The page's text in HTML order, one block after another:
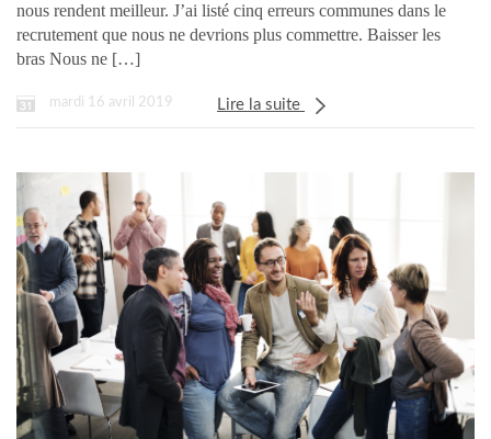
nous rendent meilleur. J’ai listé cinq erreurs communes dans le
recrutement que nous ne devrions plus commettre. Baisser les
bras Nous ne […]
mardi 16 avril 2019 Lire la suite